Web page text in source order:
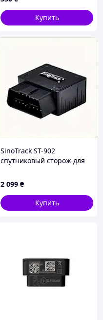
Купить
SinoTrack ST-902
спутниковый сторож для
2 099 ₴
Купить